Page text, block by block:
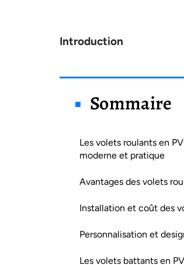
Introduction
Sommaire
Les volets roulants en
moderne et pratique
Avantages des volets
Installation et coût des
Personnalisation et
Les volets battants en